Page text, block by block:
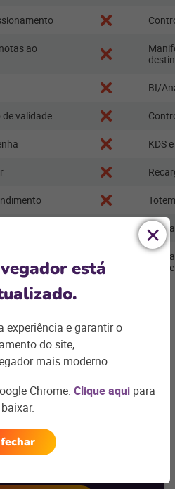
ao
validade
BI/
KDS
online
ligação!
você em até 1h
seu negócio e encontre a
está
experiência e garantir o
do site,
mais moderno.
Chrome. Clique aqui para
baixar.
fechar